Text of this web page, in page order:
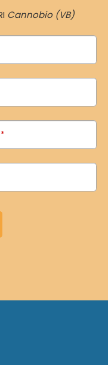
Cannobio (VB)
*